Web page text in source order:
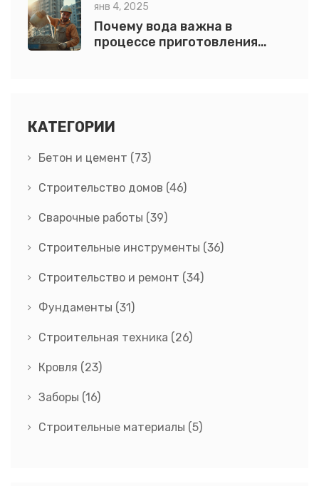
янв 4, 2025
Почему вода важна в
процессе приготовления
КАТЕГОРИИ
Бетон и цемент (73)
Строительство домов (46)
Сварочные работы (39)
Строительные инструменты (36)
Строительство и ремонт (34)
Фундаменты (31)
Строительная техника (26)
Кровля (23)
Заборы (16)
Строительные материалы (5)